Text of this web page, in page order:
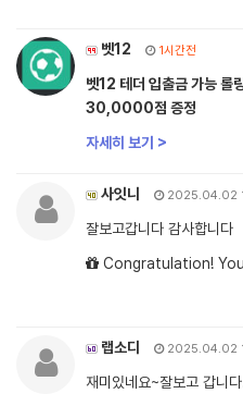
벳12 1시간전
벳12 테더 입출금 가능
30,0000점 증정
자세히 보기 >
사잇니 2025.04.02
잘보고갑니다 감사합니다
Congratulation!
랩소디 2025.04.02
재미있네요~잘보고 갑니